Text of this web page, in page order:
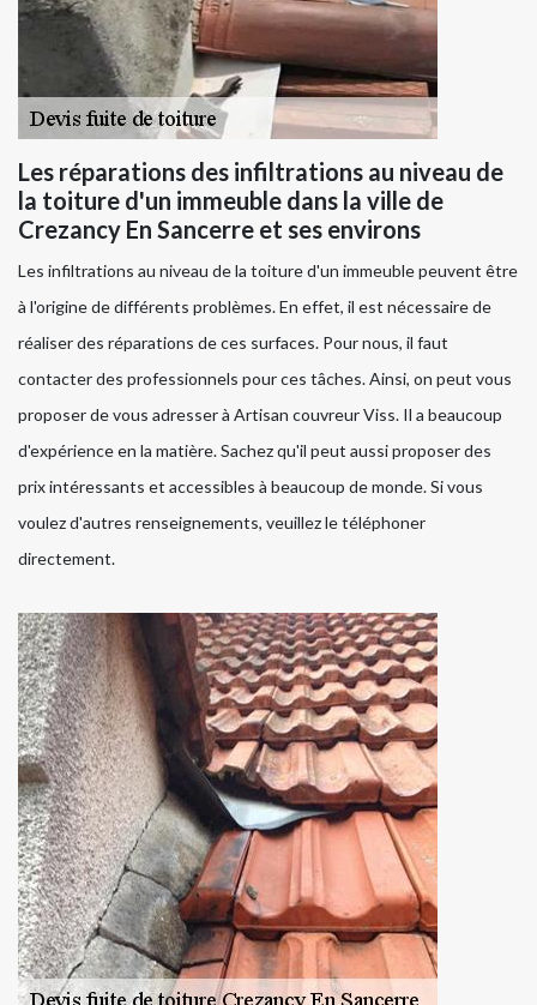
Les réparations des infiltrations au niveau de
la toiture d'un immeuble dans la ville de
Crezancy En Sancerre et ses environs
Les infiltrations au niveau de la toiture d'un immeuble peuvent être
à l'origine de différents problèmes. En effet, il est nécessaire de
réaliser des réparations de ces surfaces. Pour nous, il faut
contacter des professionnels pour ces tâches. Ainsi, on peut vous
proposer de vous adresser à Artisan couvreur Viss. Il a beaucoup
d'expérience en la matière. Sachez qu'il peut aussi proposer des
prix intéressants et accessibles à beaucoup de monde. Si vous
voulez d'autres renseignements, veuillez le téléphoner
directement.